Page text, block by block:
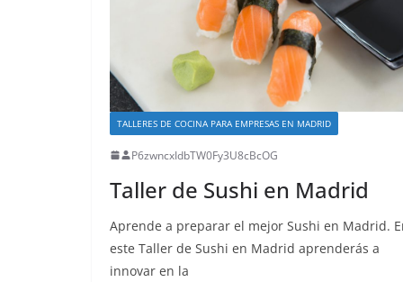
TALLERES DE COCINA PARA EMPRESAS EN MADRID
P6zwncxIdbTW0Fy3U8cBcOG
Taller de Sushi en Madrid
Aprende a preparar el mejor Sushi en Madrid.
este Taller de Sushi en Madrid aprenderás a
innovar en la